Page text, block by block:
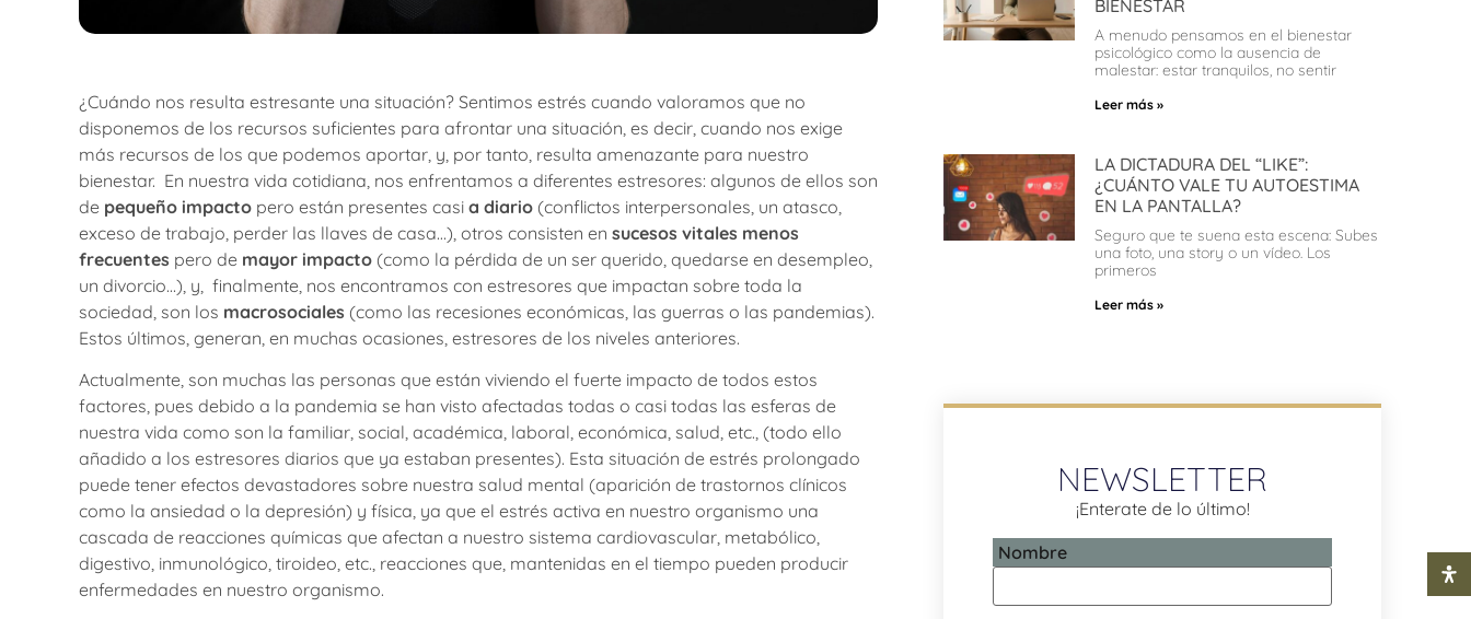
¿Cuándo nos resulta estresante una situación? Sentimos estrés cuando valoramos que no
disponemos de los recursos suficientes para afrontar una situación, es decir, cuando nos exige
más recursos de los que podemos aportar, y, por tanto, resulta amenazante para nuestro
bienestar. En nuestra vida cotidiana, nos enfrentamos a diferentes estresores: algunos de ellos son
de pequeño impacto pero están presentes casi a diario (conflictos interpersonales, un atasco,
exceso de trabajo, perder las llaves de casa…), otros consisten en sucesos vitales menos
frecuentes pero de mayor impacto (como la pérdida de un ser querido, quedarse en desempleo,
un divorcio…), y, finalmente, nos encontramos con estresores que impactan sobre toda la
sociedad, son los macrosociales (como las recesiones económicas, las guerras o las pandemias).
Estos últimos, generan, en muchas ocasiones, estresores de los niveles anteriores.
Actualmente, son muchas las personas que están viviendo el fuerte impacto de todos estos
factores, pues debido a la pandemia se han visto afectadas todas o casi todas las esferas de
nuestra vida como son la familiar, social, académica, laboral, económica, salud, etc., (todo ello
añadido a los estresores diarios que ya estaban presentes). Esta situación de estrés prolongado
puede tener efectos devastadores sobre nuestra salud mental (aparición de trastornos clínicos
como la ansiedad o la depresión) y física, ya que el estrés activa en nuestro organismo una
cascada de reacciones químicas que afectan a nuestro sistema cardiovascular, metabólico,
digestivo, inmunológico, tiroideo, etc., reacciones que, mantenidas en el tiempo pueden producir
enfermedades en nuestro organismo.
BIENESTAR
A menudo pensamos en el bienestar
psicológico como la ausencia de
malestar: estar tranquilos, no sentir
Leer más »
LA DICTADURA DEL “LIKE”:
¿CUÁNTO VALE TU AUTOESTIMA
EN LA PANTALLA?
Seguro que te suena esta escena: Subes
una foto, una story o un vídeo. Los
primeros
Leer más »
NEWSLETTER
¡Enterate de lo último!
Nombre